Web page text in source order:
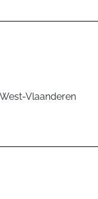
Vlaanderen